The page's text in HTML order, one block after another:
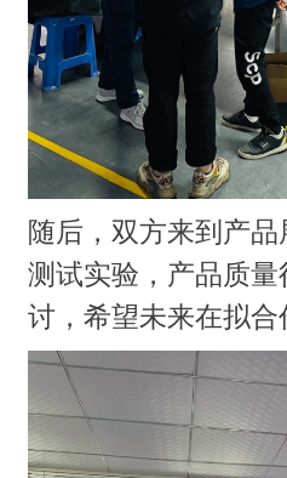
随后，双方来到产
测试实验，产品质
讨，希望未来在拟